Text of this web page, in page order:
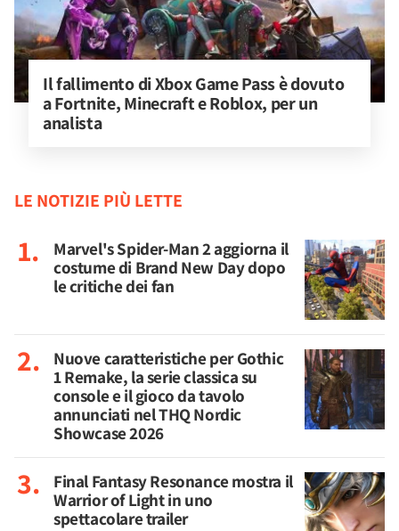
Il fallimento di Xbox Game Pass è dovuto
a Fortnite, Minecraft e Roblox, per un
analista
LE NOTIZIE PIÙ LETTE
Marvel's Spider-Man 2 aggiorna il
costume di Brand New Day dopo
le critiche dei fan
Nuove caratteristiche per Gothic
1 Remake, la serie classica su
console e il gioco da tavolo
annunciati nel THQ Nordic
Showcase 2026
Final Fantasy Resonance mostra il
Warrior of Light in uno
spettacolare trailer